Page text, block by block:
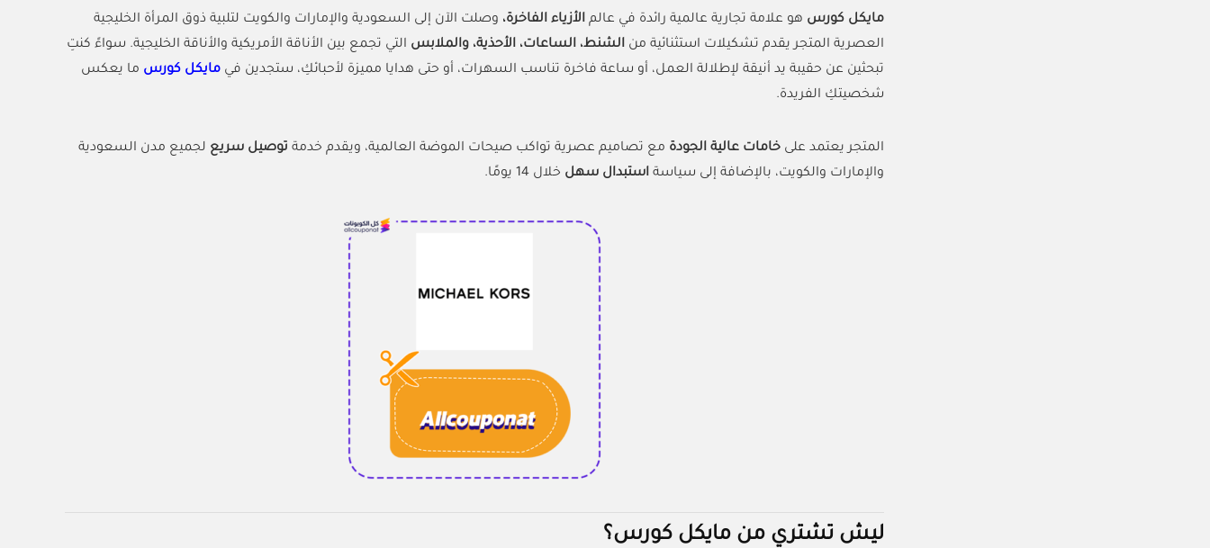
مايكل كورس هو علامة تجارية عالمية رائدة في عالم الأزياء الفاخرة، وصلت الآن إلى السعودية والإمارات والكويت لتلبية ذوق المرأة الخليجية
العصرية المتجر يقدم تشكيلات استثنائية من الشنط، الساعات، الأحذية، والملابس التي تجمع بين الأناقة الأمريكية والأناقة الخليجية. سواءً كنتِ
تبحثين عن حقيبة يد أنيقة لإطلالة العمل، أو ساعة فاخرة تناسب السهرات، أو حتى هدايا مميزة لأحبائكِ، ستجدين في مايكل كورس ما يعكس
شخصيتكِ الفريدة.
المتجر يعتمد على خامات عالية الجودة مع تصاميم عصرية تواكب صيحات الموضة العالمية، ويقدم خدمة توصيل سريع لجميع مدن السعودية
والإمارات والكويت، بالإضافة إلى سياسة استبدال سهل خلال 14 يومًا.
ليش تشتري من مايكل كورس؟